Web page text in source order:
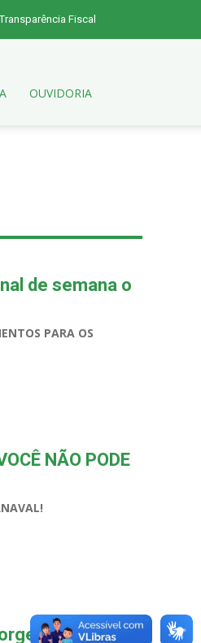
Fiscal
OUVIDORIA
de semana o
PARA OS
NÃO PODE
da Silva, no